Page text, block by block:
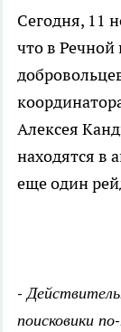
Сегодня, 11
что в Речной
Алексея
находятся в
еще один
-
поисковики